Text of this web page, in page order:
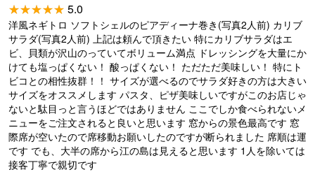
5.0
洋風ネギトロ ソフトシェルのピアディーナ巻き(写真2人前) カリブ
サラダ(写真2人前) 上記は頼んで頂きたい 特にカリブサラダはエ
ビ、貝類が沢山のっていてボリューム満点 ドレッシングを大量にか
けても塩っぱくない！ 酸っぱくない！ ただただ美味しい！ 特にト
ビコとの相性抜群！！ サイズが選べるのでサラダ好きの方は大きい
サイズをオススメします パスタ、ピザ美味しいですがこのお店じゃ
ないと駄目っと言うほどではありません ここでしか食べられないメ
ニューをご注文されると良いと思います 窓からの景色最高です 窓
際席が空いたので席移動お願いしたのですが断られました 席順は運
です でも、大半の席から江の島は見えると思います 1人を除いては
接客丁寧で親切です